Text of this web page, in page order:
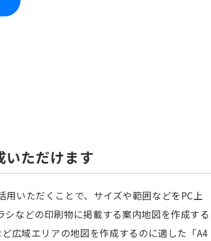
いただけます
いただくことで、サイズや範囲などをPC上
などの印刷物に掲載する案内地図を作成する
広域エリアの地図を作成するのに適した「A4